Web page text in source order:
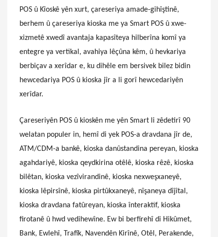
POS û Kîoskê yên xurt, çareseriya amade-gihîştinê,
berhem û çareseriya kioska me ya Smart POS û xwe-
xizmetê xwedî avantaja kapasîteya hilberîna komî ya
entegre ya vertîkal, avahiya lêçûna kêm, û hevkariya
berbiçav a xerîdar e, ku dihêle em bersivek bilez bidin
hewcedariya POS û kioska jîr a li gorî hewcedariyên
xerîdar.
Çareseriyên POS û kioskên me yên Smart li zêdetirî 90
welatan populer in, hemî di yek POS-a dravdana jîr de,
ATM/CDM-a bankê, kioska danûstandina pereyan, kioska
agahdariyê, kioska qeydkirina otêlê, kioska rêzê, kioska
bilêtan, kioska vezîvirandinê, kioska nexweşxaneyê,
kioska lêpirsînê, kioska pirtûkxaneyê, nîşaneya dîjîtal,
kioska dravdana fatûreyan, kioska înteraktîf, kioska
firotanê û hwd vedihewîne. Ew bi berfirehî di Hikûmet,
Bank, Ewlehî, Trafîk, Navendên Kirînê, Otêl, Perakende,